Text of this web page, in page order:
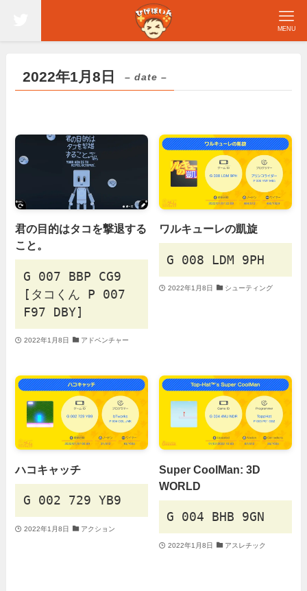
MENU
2022年1月8日 – date –
君の目的はタコを撃退する
こと。
G 007 BBP CG9
[タコくん P 007
F97 DBY]
2022年1月8日 アドベンチャー
ワルキューレの凱旋
G 008 LDM 9PH
2022年1月8日 シューティング
ハコキャッチ
G 002 729 YB9
2022年1月8日 アクション
Super CoolMan: 3D
WORLD
G 004 BHB 9GN
2022年1月8日 アスレチック